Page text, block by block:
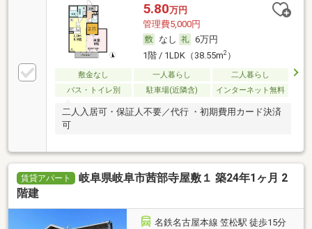
5.80万円
管理費5,000円
なし
6万円
1階 / 1LDK（38.55m2）
敷金なし 一人暮らし
二人暮らし
バス・トイレ別
駐車場(近隣含) インターネット無料
二人入居可・保証人不要／代行 ・初期費用カード決済
可
賃貸アパート
岐阜県岐阜市茜部寺屋敷１ 築24年1ヶ月 2
階建
名鉄名古屋本線 笠松駅 徒歩15分